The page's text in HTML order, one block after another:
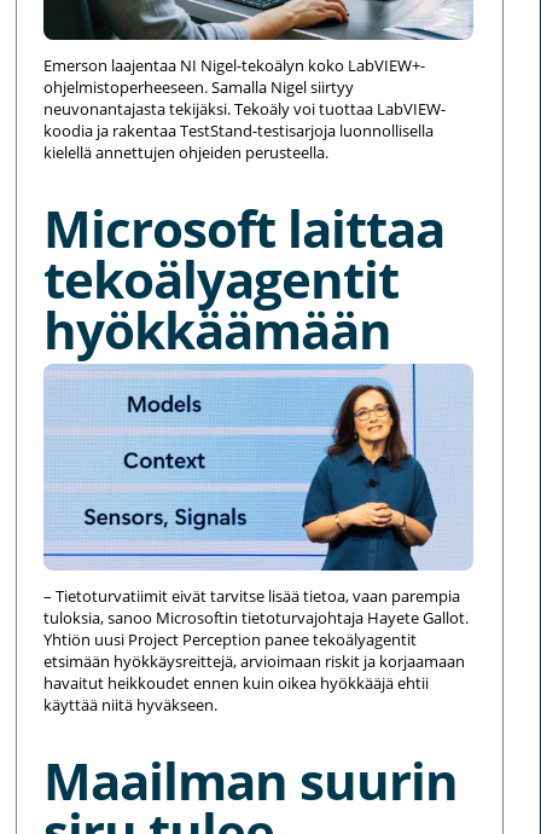
Emerson laajentaa NI Nigel-tekoälyn koko LabVIEW+-
ohjelmistoperheeseen. Samalla Nigel siirtyy
neuvonantajasta tekijäksi. Tekoäly voi tuottaa LabVIEW-
koodia ja rakentaa TestStand-testisarjoja luonnollisella
kielellä annettujen ohjeiden perusteella.
Microsoft laittaa
tekoälyagentit
hyökkäämään
– Tietoturvatiimit eivät tarvitse lisää tietoa, vaan parempia
tuloksia, sanoo Microsoftin tietoturvajohtaja Hayete Gallot.
Yhtiön uusi Project Perception panee tekoälyagentit
etsimään hyökkäysreittejä, arvioimaan riskit ja korjaamaan
havaitut heikkoudet ennen kuin oikea hyökkääjä ehtii
käyttää niitä hyväkseen.
Maailman suurin